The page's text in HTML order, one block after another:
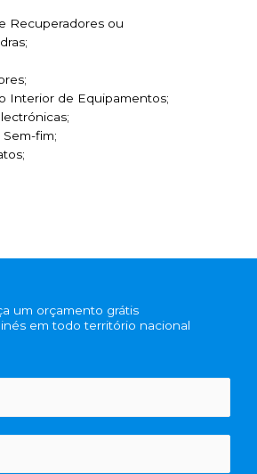
Recuperadores ou
Interior de Equipamentos;
fim;
um orçamento grátis
em todo território nacional